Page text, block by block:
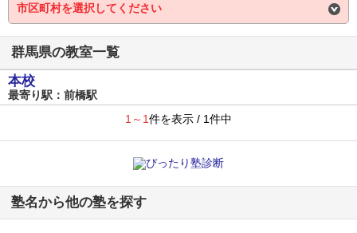
群馬県の教室一覧
本校
最寄り駅：前橋駅
1～1件を表示 / 1件中
塾名から他の塾を探す